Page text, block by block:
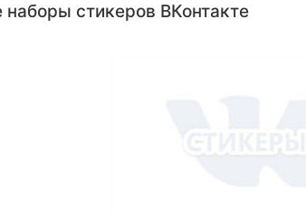
наборы стикеров ВКонтакте